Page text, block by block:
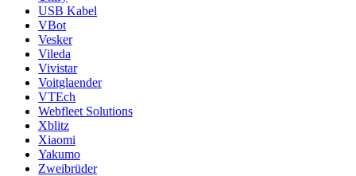
USB Kabel
VBot
Vesker
Vileda
Vivistar
Voitglaender
VTEch
Webfleet Solutions
Xblitz
Xiaomi
Yakumo
Zweibrüder